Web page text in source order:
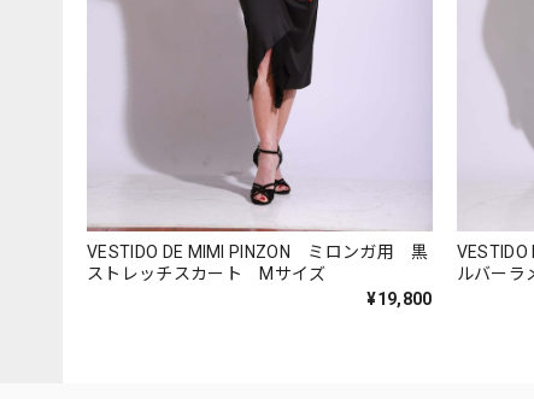
VESTIDO DE MIMI PINZON ミロンガ用 黒
ストレッチスカート Mサイズ
¥19,800
ルバーラ